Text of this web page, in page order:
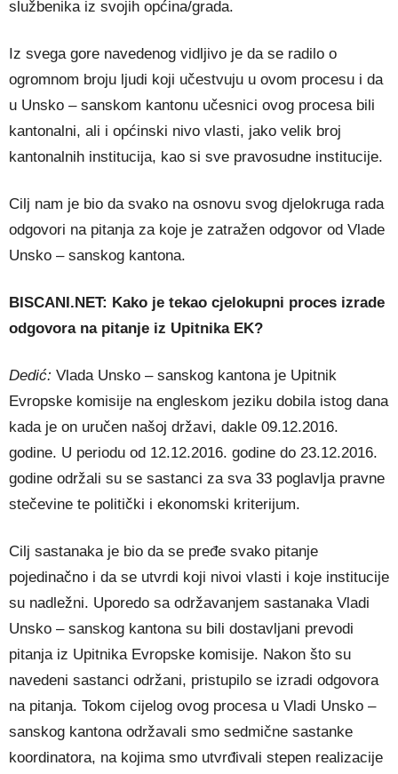
službenika iz svojih općina/grada.
Iz svega gore navedenog vidljivo je da se radilo o
ogromnom broju ljudi koji učestvuju u ovom procesu i da
u Unsko – sanskom kantonu učesnici ovog procesa bili
kantonalni, ali i općinski nivo vlasti, jako velik broj
kantonalnih institucija, kao si sve pravosudne institucije.
Cilj nam je bio da svako na osnovu svog djelokruga rada
odgovori na pitanja za koje je zatražen odgovor od Vlade
Unsko – sanskog kantona.
BISCANI.NET: Kako je tekao cjelokupni proces izrade
odgovora na pitanje iz Upitnika EK?
Dedić: Vlada Unsko – sanskog kantona je Upitnik
Evropske komisije na engleskom jeziku dobila istog dana
kada je on uručen našoj državi, dakle 09.12.2016.
godine. U periodu od 12.12.2016. godine do 23.12.2016.
godine održali su se sastanci za sva 33 poglavlja pravne
stečevine te politički i ekonomski kriterijum.
Cilj sastanaka je bio da se pređe svako pitanje
pojedinačno i da se utvrdi koji nivoi vlasti i koje institucije
su nadležni. Uporedo sa održavanjem sastanaka Vladi
Unsko – sanskog kantona su bili dostavljani prevodi
pitanja iz Upitnika Evropske komisije. Nakon što su
navedeni sastanci održani, pristupilo se izradi odgovora
na pitanja. Tokom cijelog ovog procesa u Vladi Unsko –
sanskog kantona održavali smo sedmične sastanke
koordinatora, na kojima smo utvrđivali stepen realizacije